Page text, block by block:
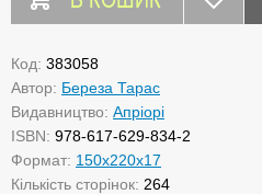
Код: 383058
Автор: Береза Тарас
Видавництво: Апріорі
ISBN: 978-617-629-834-2
Формат: 150х220х17
Кількість сторінок: 264